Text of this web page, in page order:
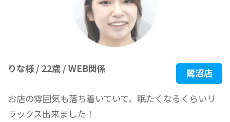
りな様 / 22歳 / WEB関係 鷺沼店
お店の雰囲気も落ち着いていて、眠たくなるくらいリ
ラックス出来ました！